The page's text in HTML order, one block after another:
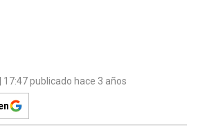
publicado hace 3 años